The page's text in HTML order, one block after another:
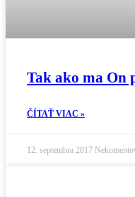
Tak ako ma On
ČÍTAŤ VIAC »
12. septembra 2017